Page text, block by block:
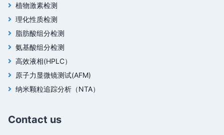
植物激素检测
理化性质检测
脂肪酸组分检测
氨基酸组分检测
高效液相(HPLC）
原子力显微镜测试(AFM)
纳米颗粒追踪分析（NTA）
Contact us